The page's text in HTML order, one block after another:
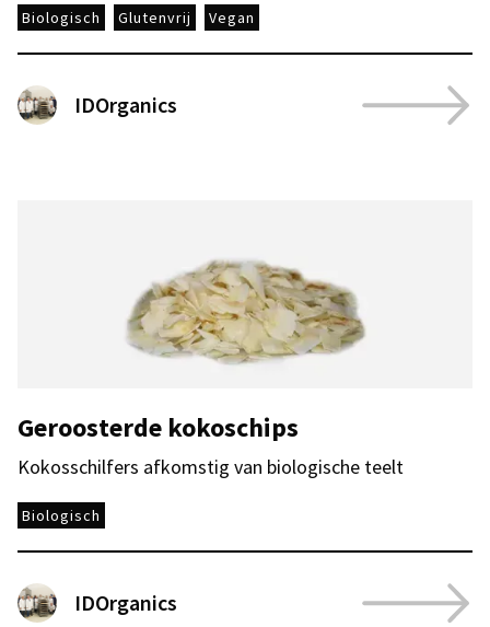
Biologisch Glutenvrij Vegan
IDOrganics
Geroosterde kokoschips
Kokosschilfers afkomstig van biologische teelt
Biologisch
IDOrganics